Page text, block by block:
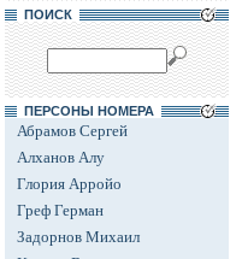
ПОИСК
ПЕРСОНЫ НОМЕРА
Абрамов Сергей
Алханов Алу
Глория Арройо
Греф Герман
Задорнов Михаил